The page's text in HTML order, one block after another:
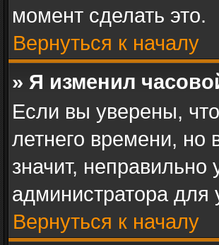
момент сделать это.
Вернуться к началу
» Я изменил
Если вы уверены,
летнего времени, но
значит,
администратора
Вернуться к началу